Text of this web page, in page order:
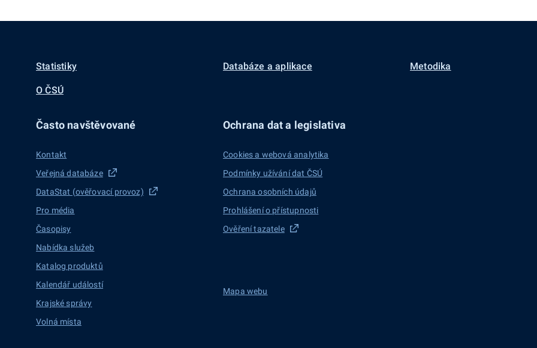
Statistiky Databáze a aplikace Metodika
O ČSÚ
Často navštěvované
Kontakt
Veřejná databáze
DataStat (ověřovací provoz)
Pro média
Časopisy
Nabídka služeb
Katalog produktů
Kalendář událostí
Krajské správy
Volná místa
Ochrana dat a legislativa
Cookies a webová analytika
Podmínky užívání dat ČSÚ
Ochrana osobních údajů
Prohlášení o přístupnosti
Ověření tazatele
Mapa webu